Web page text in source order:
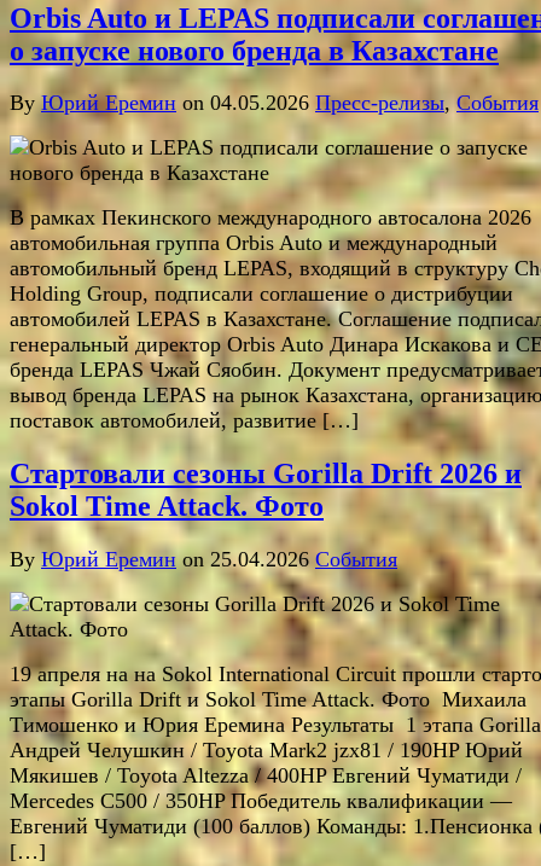
Orbis Auto и LEPAS подписали
о запуске нового бренда в Казахстане
ByЮрий Еремин on 04.05.2026 Пресс-релизы, События
В рамках Пекинского международного автосалона 2026
автомобильная группа Orbis Auto и международный
автомобильный бренд LEPAS, входящий в структуру
Holding Group, подписали соглашение о дистрибуции
автомобилей LEPAS в Казахстане. Соглашение
генеральный директор Orbis Auto Динара Искакова и
бренда LEPAS Чжай Сяобин. Документ
вывод бренда LEPAS на рынок Казахстана, организацию
поставок автомобилей, развитие […]
Стартовали сезоны Gorilla Drift 2026 и
Sokol Time Attack. Фото
ByЮрий Ереминon 25.04.2026 События
19 апреля на на Sokol International Circuit прошли
этапы Gorilla Drift и Sokol Time Attack. Фото Михаила
Тимошенко и Юрия Еремина Результаты 1 этапа
Андрей Челушкин / Toyota Mark2 jzx81 / 190HP Юрий
Мякишев / Toyota Altezza / 400HP Евгений Чуматиди /
Mercedes C500 / 350HP Победитель квалификации —
Евгений Чуматиди (100 баллов) Команды: 1.Пенсионка
[…]